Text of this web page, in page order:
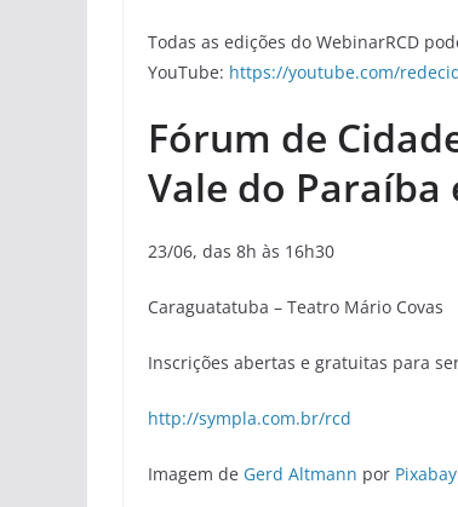
Todas as edições do WebinarRCD
YouTube: https://youtube.com/
Fórum de
Vale do
23/06, das 8h às 16h30
Caraguatatuba – Teatro Mário Covas
Inscrições abertas e gratuitas para
http://sympla.com.br/rcd
Imagem de Gerd Altmann por Pixabay